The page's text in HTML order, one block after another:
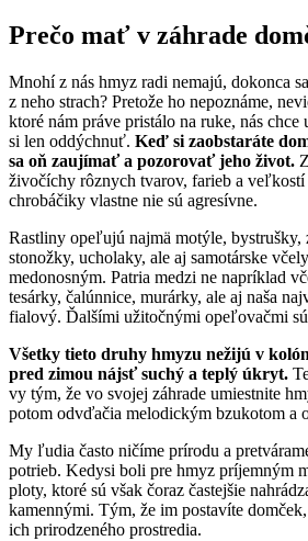
Prečo mať v záhrade
Mnohí z nás hmyz radi nemajú, dokonca
z neho strach? Pretože ho nepoznáme,
ktoré nám práve pristálo na ruke, nás
si len oddýchnuť. Keď si zaobstaráte
sa oň zaujímať a pozorovať jeho život.
živočíchy rôznych tvarov, farieb a veľkostí
chrobáčiky vlastne nie sú agresívne.
Rastliny opeľujú najmä motýle, bystrušky,
stonožky, ucholaky, ale aj samotárske
medonosným. Patria medzi ne napríklad
tesárky, čalúnnice, murárky, ale aj naša
fialový. Ďalšími užitočnými opeľovačmi
Všetky tieto druhy hmyzu nežijú v
pred zimou nájsť suchý a teplý úkryt.
vy tým, že vo svojej záhrade umiestnite
potom odvďačia melodickým bzukotom a
My ľudia často ničíme prírodu a
potrieb. Kedysi boli pre hmyz príjemným
ploty, ktoré sú však čoraz častejšie
kamennými. Tým, že im postavíte
ich prirodzeného prostredia.